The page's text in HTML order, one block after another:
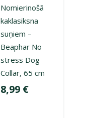
Nomierinošā
kaklasiksna
suņiem –
Beaphar No
stress Dog
Collar, 65 cm
Cena
8,99 €